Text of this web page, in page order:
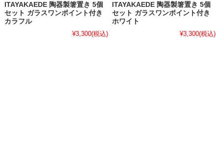
ITAYAKAEDE 陶器製箸置き 5個
セット ガラスワンポイント付き
カラフル
¥3,300(税込)
ITAYAKAEDE 陶器製箸置き 5個
セット ガラスワンポイント付き
ホワイト
¥3,300(税込)